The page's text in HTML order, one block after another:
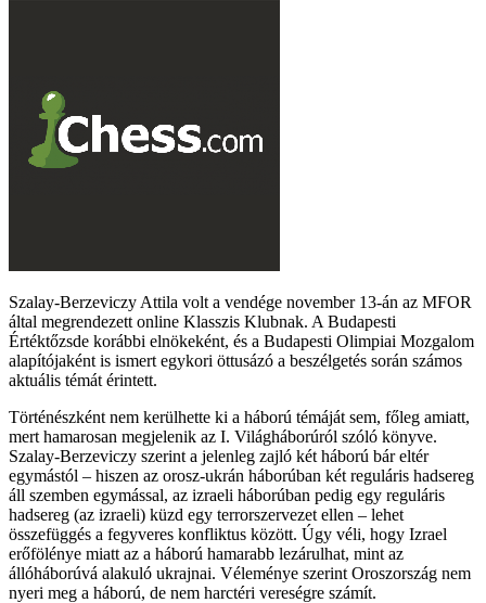
Szalay-Berzeviczy Attila volt a vendége november 13-án az MFOR
által megrendezett online Klasszis Klubnak. A Budapesti
Értéktőzsde korábbi elnökeként, és a Budapesti Olimpiai Mozgalom
alapítójaként is ismert egykori öttusázó a beszélgetés során számos
aktuális témát érintett.
Történészként nem kerülhette ki a háború témáját sem, főleg amiatt,
mert hamarosan megjelenik az I. Világháborúról szóló könyve.
Szalay-Berzeviczy szerint a jelenleg zajló két háború bár eltér
egymástól – hiszen az orosz-ukrán háborúban két reguláris hadsereg
áll szemben egymással, az izraeli háborúban pedig egy reguláris
hadsereg (az izraeli) küzd egy terrorszervezet ellen – lehet
összefüggés a fegyveres konfliktus között. Úgy véli, hogy Izrael
erőfölénye miatt az a háború hamarabb lezárulhat, mint az
állóháborúvá alakuló ukrajnai. Véleménye szerint Oroszország nem
nyeri meg a háború, de nem harctéri vereségre számít.